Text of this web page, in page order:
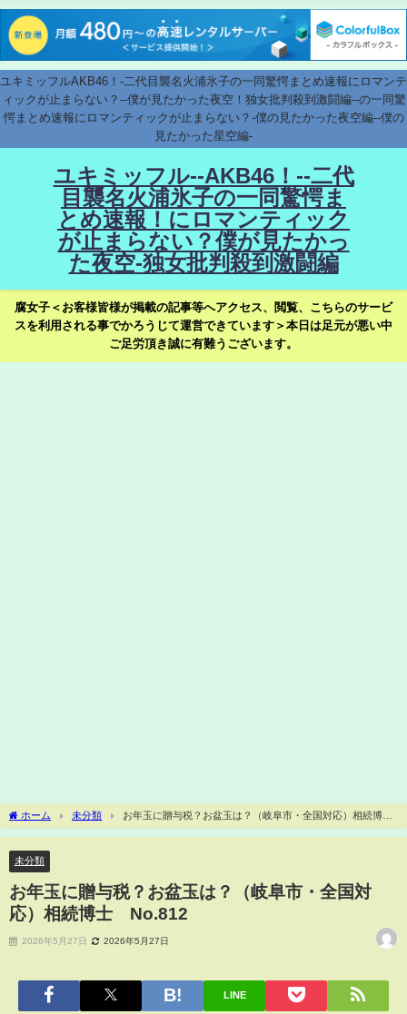
ユキミッフルAKB46！-二代目襲名火浦氷子の一同驚愕まとめ速報にロマンテ
ィックが止まらない？--僕が見たかった夜空！独女批判殺到激闘編--の一同驚
愕まとめ速報にロマンティックが止まらない？-僕の見たかった夜空編--僕の
見たかった星空編-
ユキミッフル--AKB46！--二代
目襲名火浦氷子の一同驚愕ま
とめ速報！にロマンティック
が止まらない？僕が見たかっ
た夜空-独女批判殺到激闘編
腐女子＜お客様皆様が掲載の記事等へアクセス、閲覧、こちらのサービ
スを利用される事でかろうじて運営できています＞本日は足元が悪い中
ご足労頂き誠に有難うございます。
ホーム 未分類
お年玉に贈与税？お盆玉は？（岐阜市・全国対応）相続博士
®No.812
未分類
お年玉に贈与税？お盆玉は？（岐阜市・全国対
応）相続博士®No.812
2026年5月27日 2026年5月27日
LINE